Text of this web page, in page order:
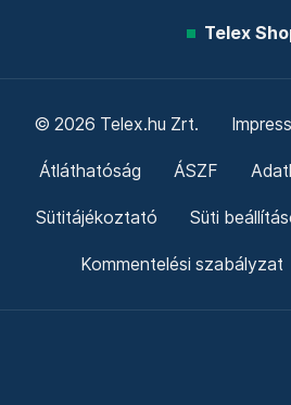
Telex
© 2026 Telex.hu Zrt.
Átláthatóság ÁSZF
Sütitájékoztató Süti
Kommentelési szabályzat